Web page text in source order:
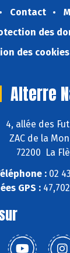
Contact
des
des cookies
Alterre
4, allée des
ZAC de la
72200 La
:02
GPS :